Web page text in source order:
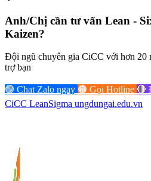
Anh/Chị cần tư vấn Lean -
Kaizen?
Đội ngũ chuyên gia CiCC với hơn 20
trợ bạn
🟢 Chat Zalo ngay 🟠 Gọi Hotline 🔴
CiCC LeanSigma ungdungai.edu.vn